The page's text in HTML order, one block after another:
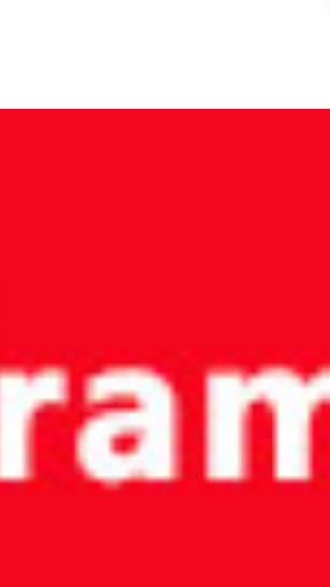
2017. februárban